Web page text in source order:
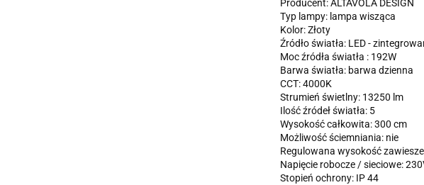
Producent: ALTAVOLA DESIGN
Typ lampy: lampa wisząca
Kolor: Złoty
Źródło światła: LED -
Moc źródła światła : 192W
Barwa światła: barwa dzienna
CCT: 4000K
Strumień świetlny: 13250 lm
Ilość źródeł światła: 5
Wysokość całkowita: 300 cm
Możliwość ściemniania: nie
Regulowana wysokość
Napięcie robocze / sieciowe:
Stopień ochrony: IP 44